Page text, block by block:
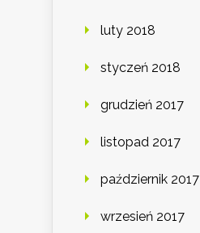
luty 2018
styczeń 2018
grudzień 2017
listopad 2017
październik 2017
wrzesień 2017